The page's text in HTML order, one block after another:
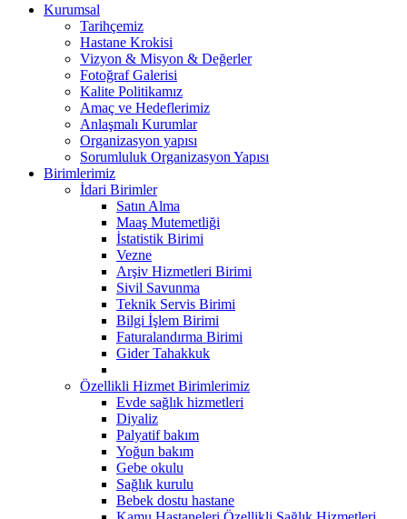
Kurumsal
Tarihçemiz
Hastane Krokisi
Vizyon & Misyon & Değerler
Fotoğraf Galerisi
Kalite Politikamız
Amaç ve Hedeflerimiz
Anlaşmalı Kurumlar
Organizasyon yapısı
Sorumluluk Organizasyon Yapısı
Birimlerimiz
İdari Birimler
Satın Alma
Maaş Mutemetliği
İstatistik Birimi
Vezne
Arşiv Hizmetleri Birimi
Sivil Savunma
Teknik Servis Birimi
Bilgi İşlem Birimi
Faturalandırma Birimi
Gider Tahakkuk
Özellikli Hizmet Birimlerimiz
Evde sağlık hizmetleri
Diyaliz
Palyatif bakım
Yoğun bakım
Gebe okulu
Sağlık kurulu
Bebek dostu hastane